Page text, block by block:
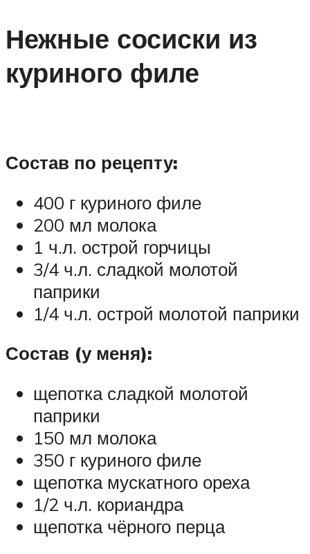
Нежные сосиски из
куриного филе
Состав по рецепту:
400 г куриного филе
200 мл молока
1 ч.л. острой горчицы
3/4 ч.л. сладкой молотой
паприки
1/4 ч.л. острой молотой паприки
Состав (у меня):
щепотка сладкой молотой
паприки
150 мл молока
350 г куриного филе
щепотка мускатного ореха
1/2 ч.л. кориандра
щепотка чёрного перца